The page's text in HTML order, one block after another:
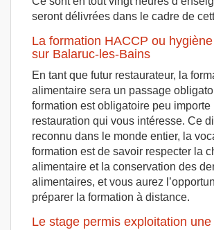
seront délivrées dans le cadre de
La formation HACCP ou
sur Balaruc-les-Bains
En tant que futur restaurateur, la
alimentaire sera un passage
formation est obligatoire peu importe
restauration qui vous intéresse. Ce
reconnu dans le monde entier, la
formation est de savoir respecter la
alimentaire et la conservation des
alimentaires, et vous aurez
préparer la formation à distance.
Le stage permis exploitation